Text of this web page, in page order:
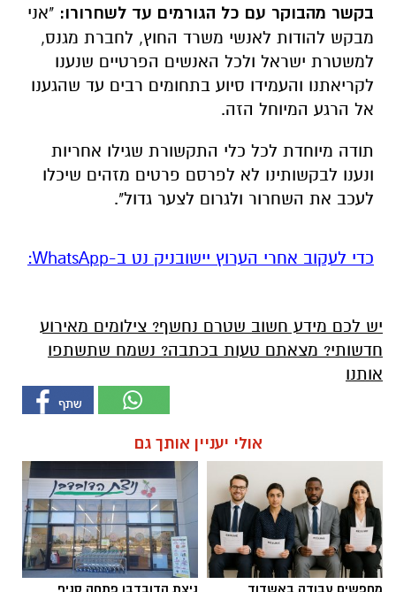
בקשר מהבוקר עם כל הגורמים עד לשחרורו: "אני
מבקש להודות לאנשי משרד החוץ, לחברת מגנס,
למשטרת ישראל ולכל האנשים הפרטיים שנענו
לקריאתנו והעמידו סיוע בתחומים רבים עד שהגענו
אל הרגע המיוחל הזה.
תודה מיוחדת לכל כלי התקשורת שגילו אחריות
ונענו לבקשותינו לא לפרסם פרטים מזהים שיכלו
לעכב את השחרור ולגרום לצער גדול".
‏כדי לעקוב אחרי הערוץ יישובניק נט ב-WhatsApp:‏‏‏
יש לכם מידע חשוב שטרם נחשף? צילומים מאירוע
חדשותי? מצאתם טעות בכתבה? נשמח שתשתפו
אותנו
אולי יעניין אותך גם
מחפשים עבודה באשדוד ניצת הדובדבן פתחה סניף